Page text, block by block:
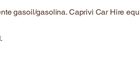
gasoil/gasolina. Caprivi Car Hire